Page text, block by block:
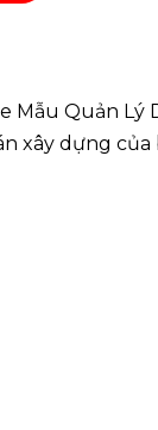
Quản Lý
xây dựng